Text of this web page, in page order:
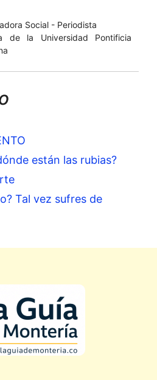
Social - Periodista
de la Universidad Pontificia
están las rubias?
Tal vez sufres de